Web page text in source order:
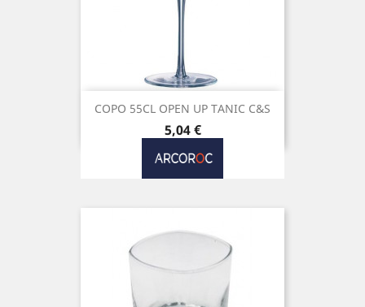
COPO 55CL OPEN UP TANIC C&S
Preço
5,04 €